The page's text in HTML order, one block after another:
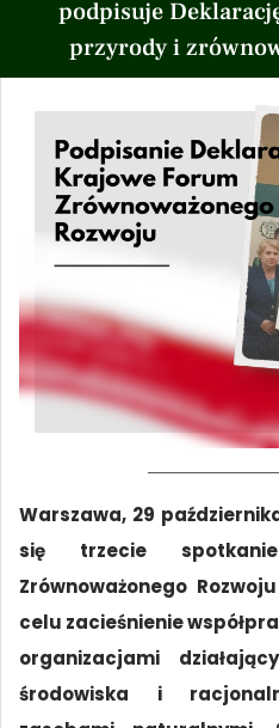
podpisuje
przyrody i
Warszawa, 29
się trzecie
Zrównoważonego
celu zacieśnienie
organizacjami
środowiska i